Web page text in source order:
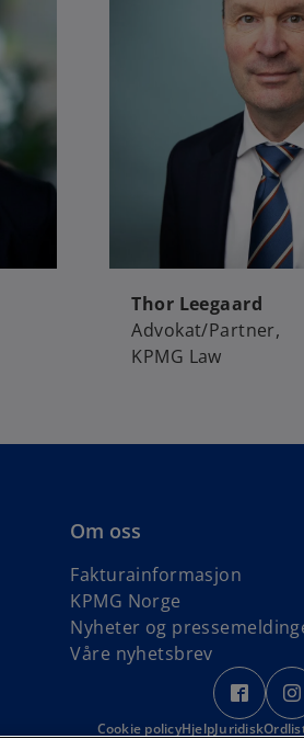
Thor Leegaard
Advokat/Partner,
KPMG Law
Om oss
Fakturainformasjon
KPMG Norge
Nyheter og
Våre nyhetsbrev
o
p
e
Cookie policyHjelpJuridisk